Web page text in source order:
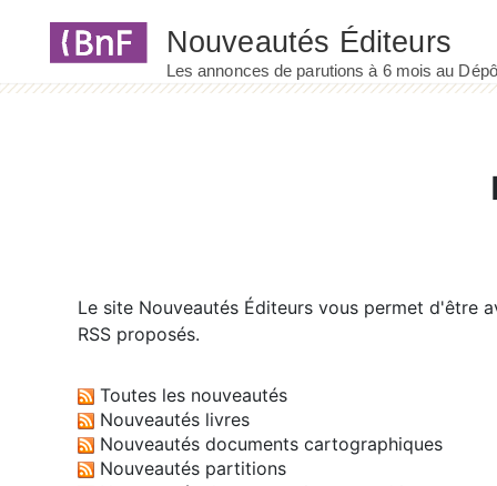
Le site Nouveautés Éditeurs vous permet d'être
RSS proposés.
Toutes les nouveautés
Nouveautés livres
Nouveautés documents cartographiques
Nouveautés partitions